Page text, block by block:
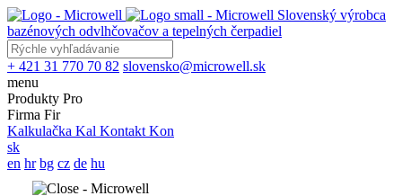
Slovenský výrobca
bazénových odvlhčovačov a tepelných čerpadiel
+ 421 31 770 70 82 slovensko@microwell.sk
menu
Produkty Pro
Firma Fir
Kalkulačka Kal Kontakt Kon
sk
en hr bg cz de hu